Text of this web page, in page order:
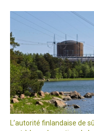
L’autorité finlandaise de